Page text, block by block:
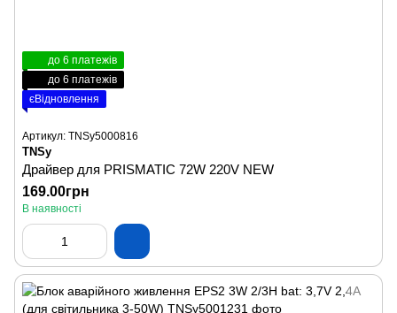
до 6 платежів
до 6 платежів
єВідновлення
Артикул: TNSy5000816
TNSy
Драйвер для PRISMATIC 72W 220V NEW
169.00грн
В наявності